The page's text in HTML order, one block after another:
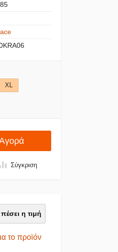
XL
Σύγκριση
η τιμή
το προϊόν